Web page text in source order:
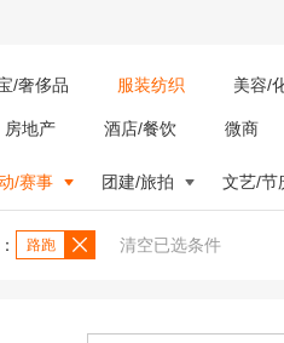
/奢侈品 服装纺织 美容/
房地产 酒店/餐饮 微商
/赛事 团建/旅拍 文艺/节
路跑 清空已选条件